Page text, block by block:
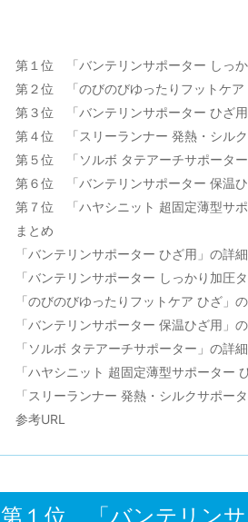
第１位 「バンテリンサポーター しっ
第２位 「のびのびゆったりフットケア
第３位 「バンテリンサポーター ひざ
第４位 「スリーランナー 発熱・シル
第５位 「ソルボ タテアーチサポータ
第６位 「バンテリンサポーター 保温
第７位 「ハヤシニット 超固定薄型サ
まとめ
「バンテリンサポーター ひざ用」の詳細
「バンテリンサポーター しっかり加圧
「のびのびゆったりフットケア ひざ」
「バンテリンサポーター 保温ひざ用」
「ソルボ タテアーチサポーター」の詳細
「ハヤシニット 超固定薄型サポーター
「スリーランナー 発熱・シルクサポー
参考URL
第１位 「バンテリンサ